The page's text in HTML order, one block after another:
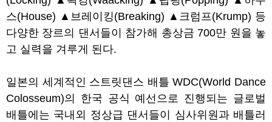
스(House) ▲ 브레이킹(Breaking) ▲ 크럼프(Krump) 등
다양한 장르의 댄서들이 참가해 총상금 700만 원을 놓
고 실력을 겨루게 된다.
일본의 세계적인 스트릿댄스 배틀WDC(World Dance
Colosseum)의 한국 공식 예선으로 진행되는 글로벌
배틀에는 국내외 정상급 댄서들이 심사위원과 배틀러